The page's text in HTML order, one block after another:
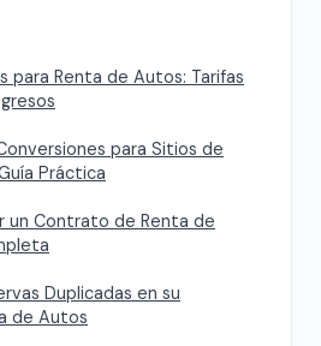
para Renta de Autos: Tarifas
para Sitios de
Práctica
un Contrato de Renta de
Duplicadas en su
de Autos